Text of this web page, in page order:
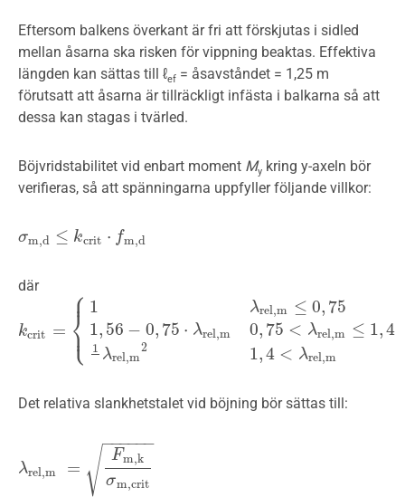
Eftersom balkens överkant är fri att förskjutas i sidled
mellan åsarna ska risken för vippning beaktas. Effektiva
längden kan sättas till ℓef = åsavståndet = 1,25 m
förutsatt att åsarna är tillräckligt infästa i balkarna så att
dessa kan stagas i tvärled.
Böjvridstabilitet vid enbart moment My kring y-axeln bör
verifieras, så att spänningarna uppfyller följande villkor:
σm,d ≤ kcrit ⋅ fm,d
σm,d ≤kcrit⋅fm,d
där
kcrit = ⎧
⎩
⎨⎪
⎪
1
1, 56 − 0, 75 ⋅ λrel,m
1 λrel,m
2
λrel,m ≤ 0, 75
0, 75 < λrel,m ≤ 1,4
1 ,4 < λrel,m
kcrit {1 rel,m ≤0, 751,56−0 ,75⋅λrel,m 0,75<λ rel,m≤1,41 λrel,m2
Det relativa slankhetstalet vid böjning bör sättas till:
λrel,m =
Fm,k
σm,crit
− −
−−−−
√
λrel,m Fm,kσm,crit